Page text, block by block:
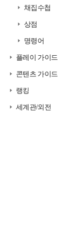
채집수첩
상점
명령어
플레이 가이드
콘텐츠 가이드
랭킹
세계관/외전